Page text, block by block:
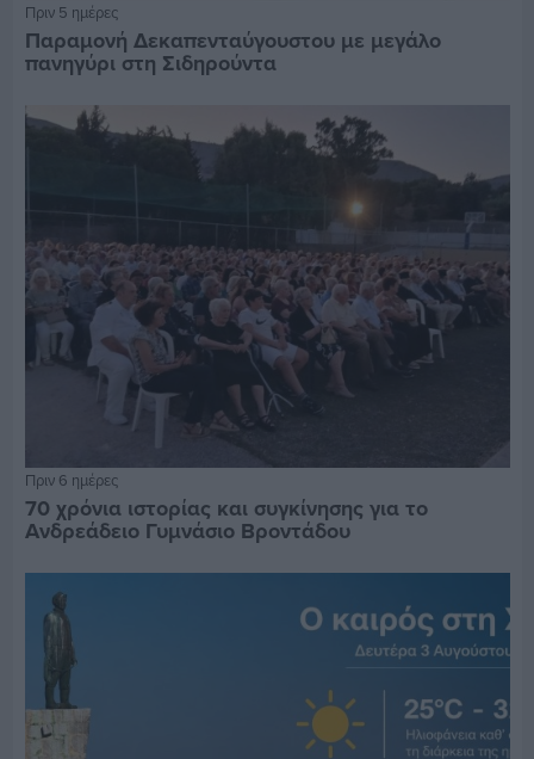
Πριν 5 ημέρες
Παραμονή Δεκαπενταύγουστου με μεγάλο
πανηγύρι στη Σιδηρούντα
Πριν 6 ημέρες
70 χρόνια ιστορίας και συγκίνησης για το
Ανδρεάδειο Γυμνάσιο Βροντάδου